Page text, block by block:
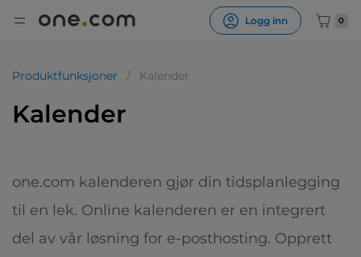
Logg inn 0
Produktfunksjoner Kalender
Kalender
one.com kalenderen gjør din tidsplanlegging
til en lek. Online kalenderen er en integrert
del av vår løsning for e-posthosting. Opprett